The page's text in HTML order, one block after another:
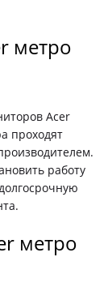
метро
Acer
проходят
работу
метро